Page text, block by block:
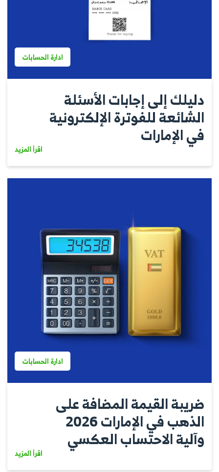
ادارة الحسابات
دليلك إلى إجابات الأسئلة
الشائعة للفوترة الإلكترونية
في الإمارات
اقرأ المزيد
ادارة الحسابات
ضريبة القيمة المضافة على
الذهب في الإمارات 2026
وآلية الاحتساب العكسي
اقرأ المزيد